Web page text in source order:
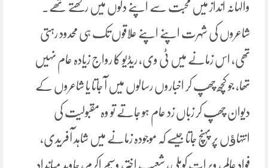
والہانہ انداز میں محبت سے اپنے دلوں میں رکھتے تھے۔
شاعروں کی شہرت اپنے اپنے علاقوں تک ہی محدود رہتی
تھی، اس زمانے میں ٹی وی، ریڈیو کا رواج زیادہ عام نہیں
تھا، جو کچھ چھپ کر اخباروں رسالوں میں آ جاتا یا شاعروں کے
دیوان چھپ کر زباں زد عام ہو جاتے تو وہ مقبولیت کی
انتہاﺅں پر پہنچ جاتا جیسے کہ موجودہ زمانے میں شاہد آفریدی،
فواد عالم، ویرات کوہلی، شعیب اختر، وسیم اکرم، جاوید میانداد